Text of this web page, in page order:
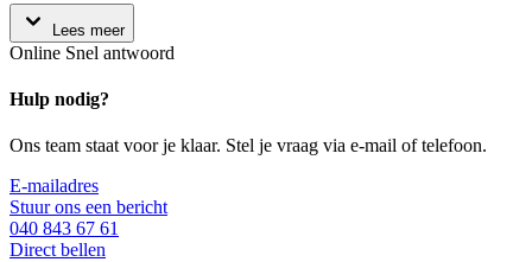
Lees meer
Online Snel antwoord
Hulp nodig?
Ons team staat voor je klaar. Stel je vraag via e-mail of telefoon.
E-mailadres
Stuur ons een bericht
040 843 67 61
Direct bellen